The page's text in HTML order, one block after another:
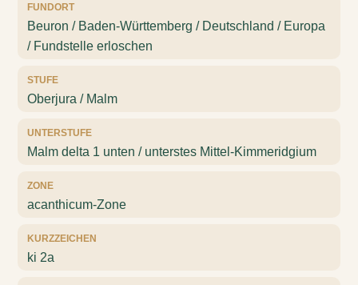
FUNDORT
Beuron / Baden-Württemberg / Deutschland / Europa
/ Fundstelle erloschen
STUFE
Oberjura / Malm
UNTERSTUFE
Malm delta 1 unten / unterstes Mittel-Kimmeridgium
ZONE
acanthicum-Zone
KURZZEICHEN
ki 2a